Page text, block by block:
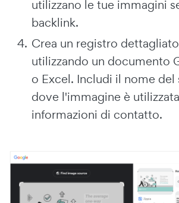
utilizzano le tue immagini
backlink.
Crea un registro
utilizzando un documento
o Excel. Includi il nome del
dove l'immagine è
informazioni di contatto.